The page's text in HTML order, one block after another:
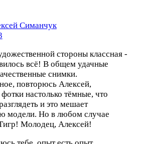
Симанчук
стороны классная -
всё! В общем удачные
снимки.
повторюсь Алексей,
настолько тёмные, что
и это мешает
модели. Но в любом случае
Молодец, Алексей!